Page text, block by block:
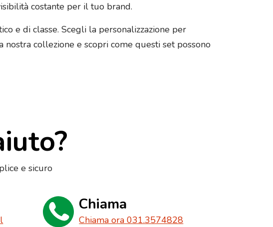
costante per il tuo brand.
e di classe. Scegli la personalizzazione per
collezione e scopri come questi set possono
e sicuro
Chiama
Chiama ora 031.3574828